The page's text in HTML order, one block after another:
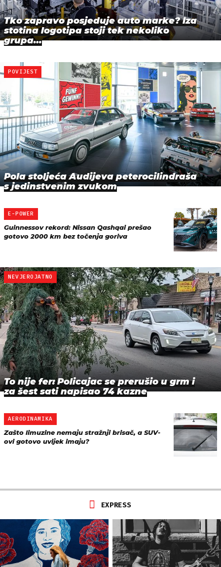
Tko zapravo posjeduje auto marke? Iza
stotina logotipa stoji tek nekoliko
grupa…
POVIJEST
Pola stoljeća Audijeva peterocilindraša
s jedinstvenim zvukom
E-POWER
Guinnessov rekord: Nissan Qashqai prešao
gotovo 2000 km bez točenja goriva
NEVJEROJATNO
To nije fer: Policajac se prerušio u grm i
za šest sati napisao 74 kazne
AERODINAMIKA
Zašto limuzine nemaju stražnji brisač, a SUV-
ovi gotovo uvijek imaju?